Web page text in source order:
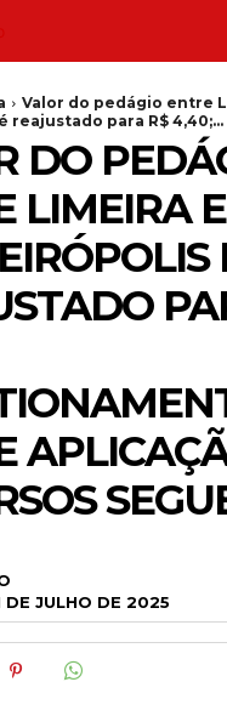
Valor do pedágio entre
reajustado para R$ 4,40;...
DO
LIMEIRA E
DE JULHO DE 2025